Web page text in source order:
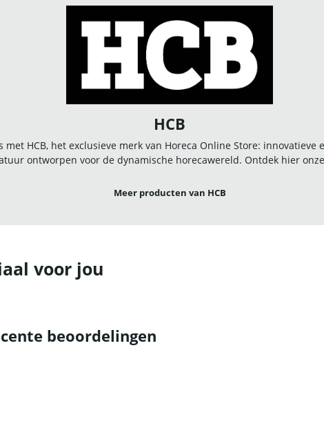
HCB
met HCB, het exclusieve merk van Horeca Online Store: innovatieve
ontworpen voor de dynamische horecawereld. Ontdek hier
Meer producten van HCB
voor jou
beoordelingen